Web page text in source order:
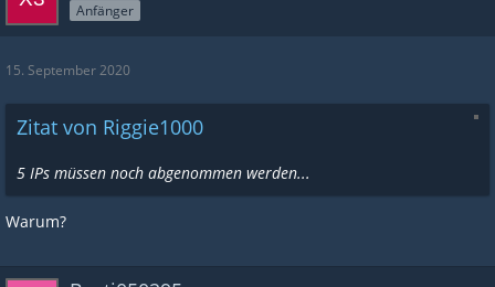
Anfänger
15. September 2020
Zitat von Riggie1000
5 IPs müssen noch abgenommen werden...
Warum?